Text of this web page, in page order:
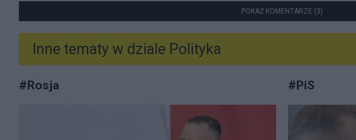
POKAŻ KOMENTARZE (3)
Inne tematy w dziale Polityka
#Rosja #PiS